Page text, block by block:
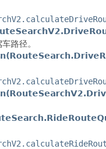
路径。